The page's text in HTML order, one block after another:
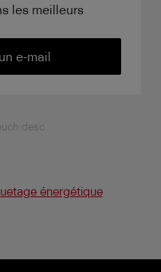
les meilleurs
e-mail
desc
énergétique